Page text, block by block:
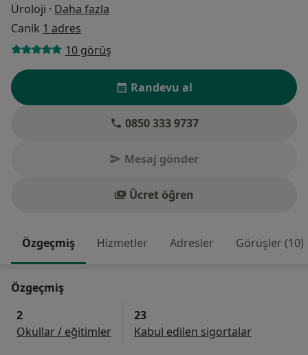
Üroloji · Daha fazla
Canik 1 adres
10 görüş
Randevu al
0850 333 9737
Mesaj gönder
Ücret öğren
Özgeçmiş Hizmetler Adresler Görüşler (10)
Özgeçmiş
2
Okullar / eğitimler
23
Kabul edilen sigortalar